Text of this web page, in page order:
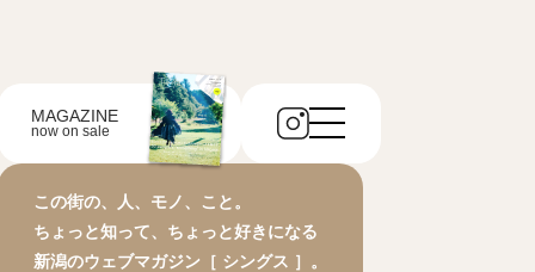
MAGAZINE
now on sale
この街の、人、モノ、こと。
ちょっと知って、ちょっと好きになる
新潟のウェブマガジン［ シングス ］。